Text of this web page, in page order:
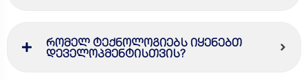
რომელ ტექნოლოგიებს იყენებთ
დეველოპმენტისთვის?